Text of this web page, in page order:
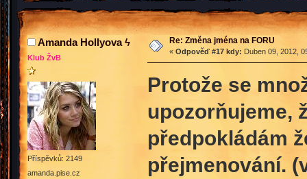
Amanda Hollyova ϟ
Klub ŽvB
Příspěvků: 2149
amanda.pise.cz
Re: Změna jména na FORU
« Odpověď #17 kdy: Duben 09, 2012,
Protože se
upozorňujeme,
předpokládám
přejmenování.